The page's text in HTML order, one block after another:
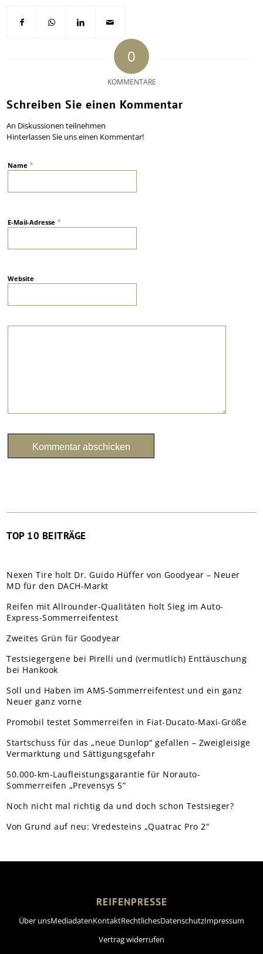
0
KOMMENTARE
Schreiben Sie einen Kommentar
An Diskussionen teilnehmen
Hinterlassen Sie uns einen Kommentar!
Name*
E-Mail-Adresse*
Website
TOP 10 BEITRÄGE
Nexen Tire holt Dr. Guido Hüffer von Goodyear – Neuer
MD für den DACH-Markt
Reifen mit Allrounder-Qualitäten holt Sieg im Auto-
Express-Sommerreifentest
Zweites Grün für Goodyear
Testsiegergene bei Pirelli und (vermutlich) Enttäuschung
bei Hankook
Soll und Haben im AMS-Sommerreifentest und ein ganz
Neuer ganz vorne
Promobil testet Sommerreifen in Fiat-Ducato-Maxi-Größe
Startschuss für das „neue Dunlop“ gefallen – Zweigleisige
Vermarktung und Sättigungsgefahr
50.000-km-Laufleistungsgarantie für Norauto-
Sommerreifen „Prevensys 5”
Noch nicht mal richtig da und doch schon Testsieger?
Von Grund auf neu: Vredesteins „Quatrac Pro 2“
REIFENPRESSE
Über unsMediadatenKontaktRechtlichesDatenschutzImpressum
Vertrag widerrufen